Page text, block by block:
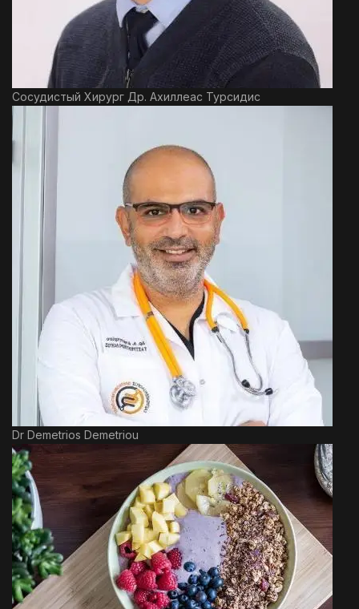
Сосудистый Хирург Др. Ахиллеас Турсидис
Dr Demetrios Demetriou